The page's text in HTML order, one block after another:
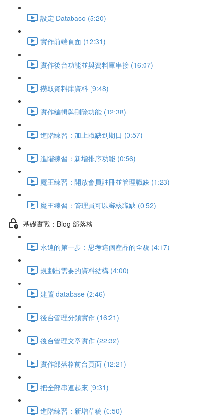
設定 Database (5:20)
實作前端頁面 (12:31)
實作後台功能並與資料庫串接 (16:07)
撈取資料庫資料 (9:48)
實作編輯與刪除功能 (12:38)
進階練習：加上職缺到期日 (0:57)
進階練習：新增排序功能 (0:56)
魔王練習：開放會員註冊並管理職缺 (1:23)
魔王練習：管理員可以審核職缺 (0:52)
基礎實戰：Blog 部落格
永遠的第一步：思考這個產品的全貌 (4:17)
規劃出需要的資料結構 (4:00)
建置 database (2:46)
後台管理分類實作 (16:21)
後台管理文章實作 (22:32)
實作部落格前台頁面 (12:21)
把全部串連起來 (9:31)
進階練習：新增草稿 (0:50)